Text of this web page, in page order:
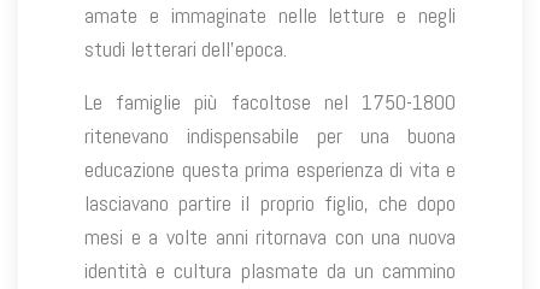
amate e immaginate nelle letture e negli
studi letterari dell’epoca.
Le famiglie più facoltose nel 1750-1800
ritenevano indispensabile per una buona
educazione questa prima esperienza di vita e
lasciavano partire il proprio figlio, che dopo
mesi e a volte anni ritornava con una nuova
identità e cultura plasmate da un cammino